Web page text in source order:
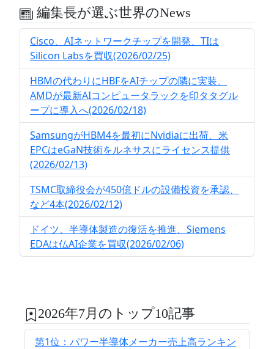
編集長が選ぶ世界のNews
Cisco、AIネットワークチップを開発、TIは
Silicon Labsを買収(2026/02/25)
HBMの代わりにHBFをAIチップの隣に実装、
AMDが最新AIコンピュータラックを印タタグル
ープに導入へ(2026/02/18)
SamsungがHBM4を最初にNvidiaに出荷、米
EPCはeGaN技術をルネサスにライセンス提供
(2026/02/13)
TSMC取締役会が450億ドルの設備投資を承認、
など4本(2026/02/12)
ドイツ、半導体製造の復活を推進、Siemens
EDAは仏AI企業を買収(2026/02/06)
2026年7月のトップ10記事
第1位：パワー半導体メーカー売上高ランキン